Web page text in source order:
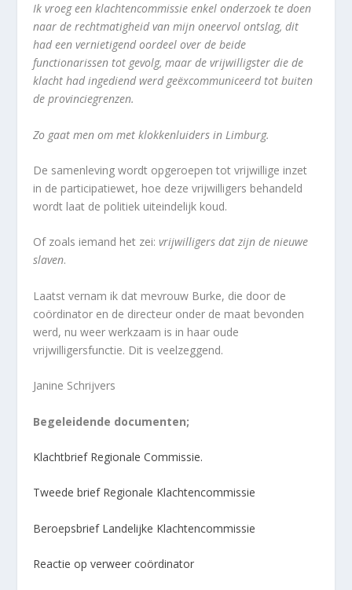
Ik vroeg een klachtencommissie enkel onderzoek te doen
naar de rechtmatigheid van mijn oneervol ontslag, dit
had een vernietigend oordeel over de beide
functionarissen tot gevolg, maar de vrijwilligster die de
klacht had ingediend werd geëxcommuniceerd tot buiten
de provinciegrenzen.
Zo gaat men om met klokkenluiders in Limburg.
De samenleving wordt opgeroepen tot vrijwillige inzet
in de participatiewet, hoe deze vrijwilligers behandeld
wordt laat de politiek uiteindelijk koud.
Of zoals iemand het zei: vrijwilligers dat zijn de nieuwe
slaven.
Laatst vernam ik dat mevrouw Burke, die door de
coördinator en de directeur onder de maat bevonden
werd, nu weer werkzaam is in haar oude
vrijwilligersfunctie. Dit is veelzeggend.
Janine Schrijvers
Begeleidende documenten;
Klachtbrief Regionale Commissie.
Tweede brief Regionale Klachtencommissie
Beroepsbrief Landelijke Klachtencommissie
Reactie op verweer coördinator